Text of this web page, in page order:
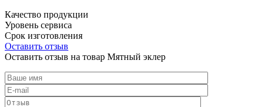
Качество продукции
Уровень сервиса
Срок изготовления
Оставить отзыв
Оставить отзыв на товар Мятный эклер